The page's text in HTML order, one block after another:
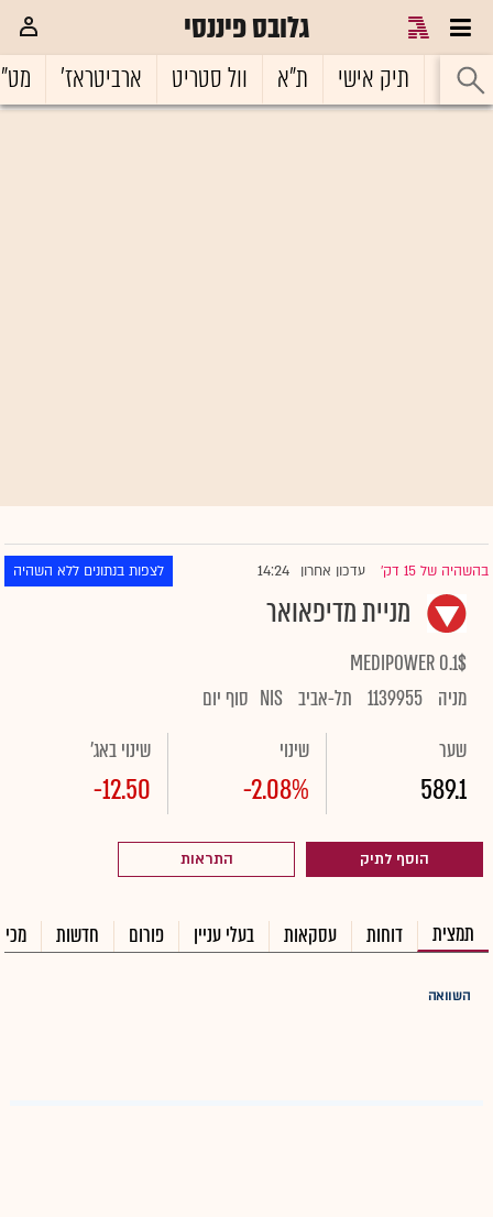
גלובס פיננסי
ראשי תיק אישי ת"א וול סטריט ארביטראז'
בהשהיה של 15 דק' |עדכון אחרון 14:24 לצפות בנתונים ללא השהיה
מניית מדיפאואר
MEDIPOWER 0.1$
מניה 1139955 תל-אביב NIS סוף יום
שער
589.1
שינוי
-2.08%
שינוי באג'
-12.50
הוסף לתיק התראות
תמצית דוחות עסקאות בעלי עניין פורום חדשות
השוואה